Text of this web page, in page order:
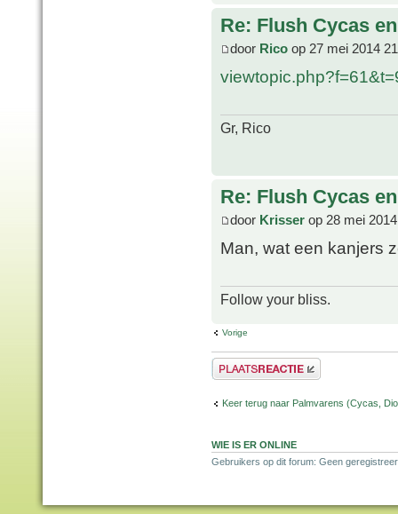
Re: Flush Cycas
door Rico op 27 mei 2014
Gr, Rico
Re: Flush Cycas
door Krisser op 28 mei
Man, wat een kanjers
Follow your bliss.
Vorige
Plaats een reactie
Keer terug naar Palmvarens (Cycas,
WIE IS ER ONLINE
Gebruikers op dit forum: Geen